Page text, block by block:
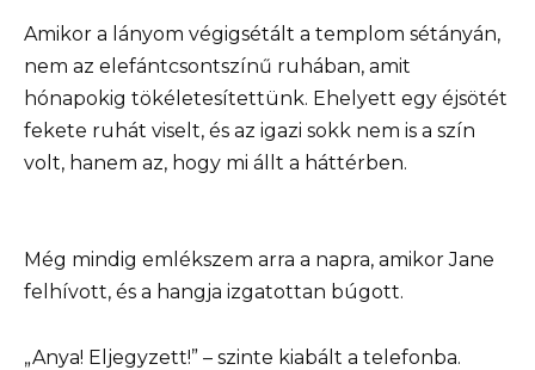
Amikor a lányom végigsétált a templom sétányán,
nem az elefántcsontszínű ruhában, amit
hónapokig tökéletesítettünk. Ehelyett egy éjsötét
fekete ruhát viselt, és az igazi sokk nem is a szín
volt, hanem az, hogy mi állt a háttérben.
Még mindig emlékszem arra a napra, amikor Jane
felhívott, és a hangja izgatottan búgott.
„Anya! Eljegyzett!” – szinte kiabált a telefonba.